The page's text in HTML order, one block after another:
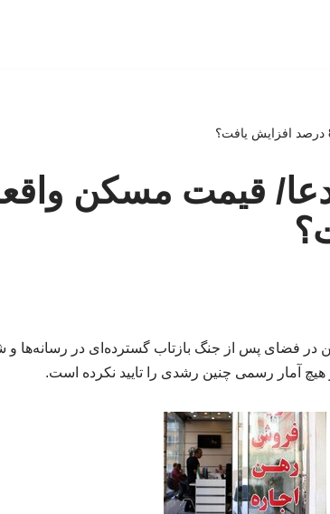
فضای پس از جنگ بازتاب گسترده‌ای در رسانه‌ها و
آمار رسمی چنین رشدی را تایید نکرده است.